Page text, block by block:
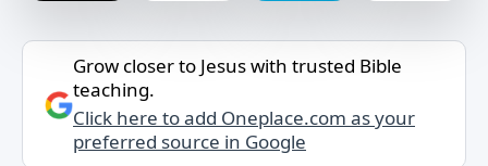
Grow closer to Jesus with trusted Bible
teaching.
Click here to add Oneplace.com as your
preferred source in Google